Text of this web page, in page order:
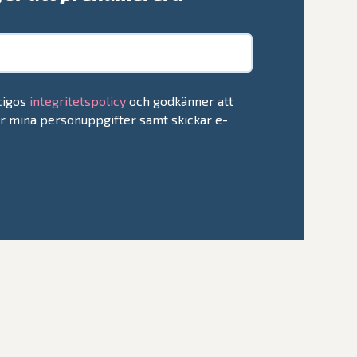
integritetspolicy och godkänner att
mina personuppgifter samt skickar e-